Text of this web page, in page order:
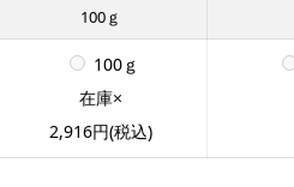
100ｇ
100ｇ
在庫×
2,916円(税込)